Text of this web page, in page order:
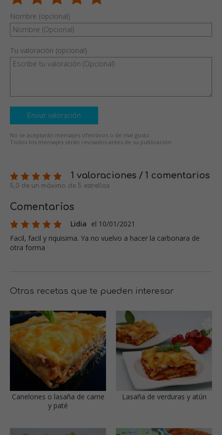
Nombre (opcional)
Tu valoración (opcional)
Enviar valoración
No se aceptarán mensajes ofensivos o de mal gusto.
Todos los mensajes serán revisados antes de su publicación.
1 valoraciones / 1 comentarios
5,0 de un máximo de 5 estrellas
Comentarios
Lidia el 10/01/2021
Facil, facil y riquisima. Ya no vuelvo a hacer la carbonara de
otra forma
Otras recetas que te pueden interesar
Canelones o lasaña de carne
y paté
Lasaña de verduras y atún